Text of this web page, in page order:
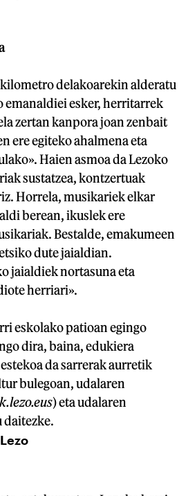
delakoarekin alderatu
emanaldiei esker, herritarrek
zertan kanpora joan zenbait
ere egiteko ahalmena eta
Haien asmoa da Lezoko
sustatzea, kontzertuak
Horrela, musikariek elkar
berean, ikuslek ere
Bestalde, emakumeen
dute jaialdian.
jaialdiek nortasuna eta
herriari».
eskolako patioan egingo
dira, baina, edukiera
da sarrerak aurretik
bulegoan, udalaren
) eta udalaren
daitezke.